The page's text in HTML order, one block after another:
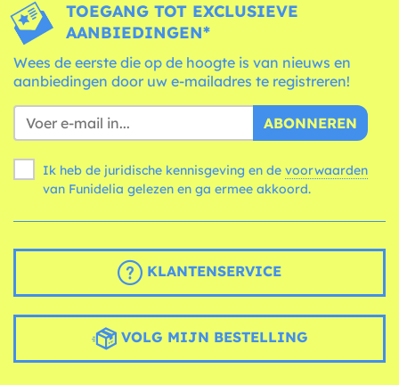
TOEGANG TOT EXCLUSIEVE
AANBIEDINGEN*
Wees de eerste die op de hoogte is van nieuws en
aanbiedingen door uw e-mailadres te registreren!
ABONNEREN
Ik heb de juridische kennisgeving en de voorwaarden
van Funidelia gelezen en ga ermee akkoord.
KLANTENSERVICE
VOLG MIJN BESTELLING